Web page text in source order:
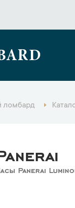
ломбард
Panerai